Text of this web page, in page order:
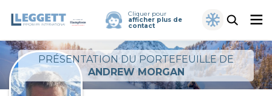
Cliquer pour
afficher plus de
contact
PRÉSENTATION DU PORTEFEUILLE DE
ANDREW MORGAN